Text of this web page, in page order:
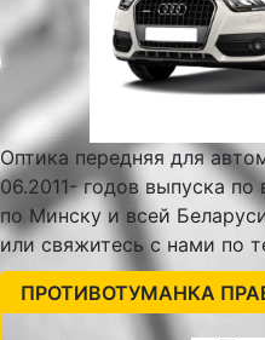
Оптика передняя для
06.2011- годов выпуска
по Минску и всей
или свяжитесь с нами по
ПРОТИВОТУМАНКА